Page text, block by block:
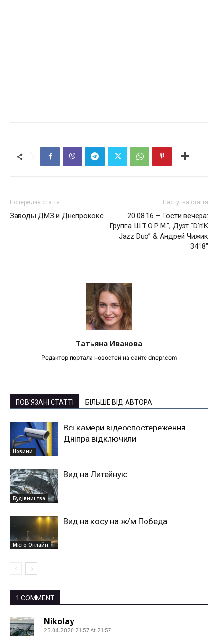
Попередня стаття
Заводы ДМЗ и Днепрококс
Наступна стаття
20.08.16 – Гости вечера:
Группа Ш.Т.О.Р.М.”, Дуэт “D’n’K
Jazz Duo” & Андрей Чижик
3418″
Татьяна Иванова
Редактор портала новостей на сайте dnepr.com
ПОВ'ЯЗАНІ СТАТТІ БІЛЬШЕ ВІД АВТОРА
Новини
Всі камери відеоспостереження
Дніпра відключили
Будівництва
Вид на Литейную
Місто Онлайн
Вид на косу на ж/м Победа
1 COMMENT
Nikolay
25.04.2020 21:57 At 21:57